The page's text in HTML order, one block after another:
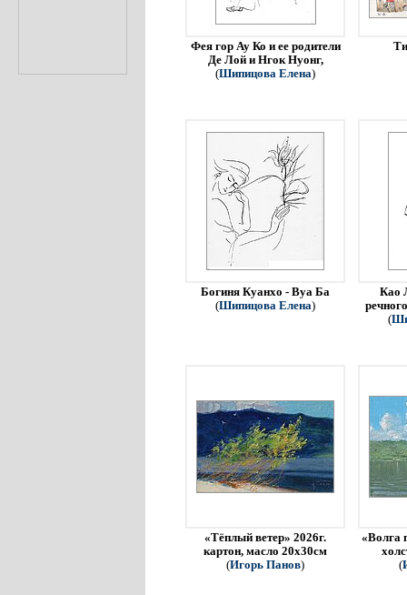
Фея гор Ау Ко и ее родители
Де Лой и Нгок Нуонг,
(Шипицова Елена)
Богиня Куанхо - Вуа Ба
(Шипицова Елена)
Као
(
«Тёплый ветер» 2026г.
картон, масло 20х30см
(Игорь Панов)
«Волга
(